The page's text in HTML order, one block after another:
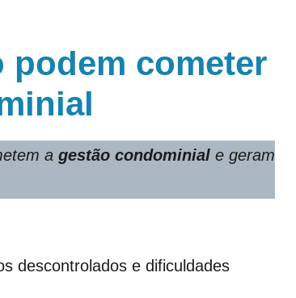
cometer
a gestão condominial e geram
descontrolados e dificuldades